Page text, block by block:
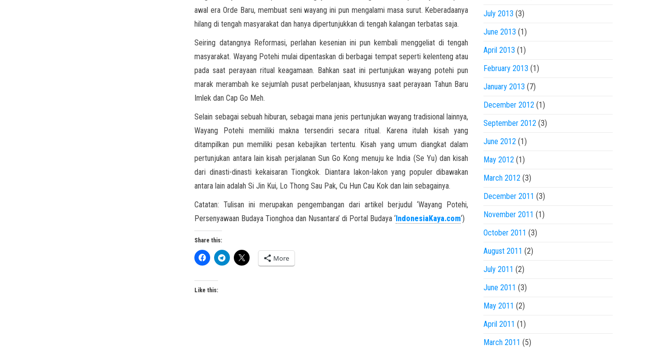
awal era Orde Baru, membuat seni wayang ini pun mengalami masa surut. Keberadaanya
hilang di tengah masyarakat dan hanya dipertunjukkan di tengah kalangan terbatas saja.
Seiring datangnya Reformasi, perlahan kesenian ini pun kembali menggeliat di tengah
masyarakat. Wayang Potehi mulai dipentaskan di berbagai tempat seperti kelenteng atau
pada saat perayaan ritual keagamaan. Bahkan saat ini pertunjukan wayang potehi pun
marak merambah ke sejumlah pusat perbelanjaan, khususnya saat perayaan Tahun Baru
Imlek dan Cap Go Meh.
Selain sebagai sebuah hiburan, sebagai mana jenis pertunjukan wayang tradisional lainnya,
Wayang Potehi memiliki makna tersendiri secara ritual. Karena itulah kisah yang
ditampilkan pun memiliki pesan kebajikan tertentu. Kisah yang umum diangkat dalam
pertunjukan antara lain kisah perjalanan Sun Go Kong menuju ke India (Se Yu) dan kisah
dari dinasti-dinasti kekaisaran Tiongkok. Diantara lakon-lakon yang populer dibawakan
antara lain adalah Si Jin Kui, Lo Thong Sau Pak, Cu Hun Cau Kok dan lain sebagainya.
Catatan: Tulisan ini merupakan pengembangan dari artikel berjudul ‘Wayang Potehi,
Persenyawaan Budaya Tionghoa dan Nusantara’ di Portal Budaya ‘IndonesiaKaya.com‘)
Share this:
More
Like this:
July 2013 (3)
June 2013 (1)
April 2013 (1)
February 2013 (1)
January 2013 (7)
December 2012(1)
September 2012(3)
June 2012(1)
May 2012(1)
March 2012(3)
December 2011 (3)
November 2011 (1)
October 2011 (3)
August 2011 (2)
July 2011 (2)
June 2011 (3)
May 2011 (2)
April 2011 (1)
March 2011 (5)